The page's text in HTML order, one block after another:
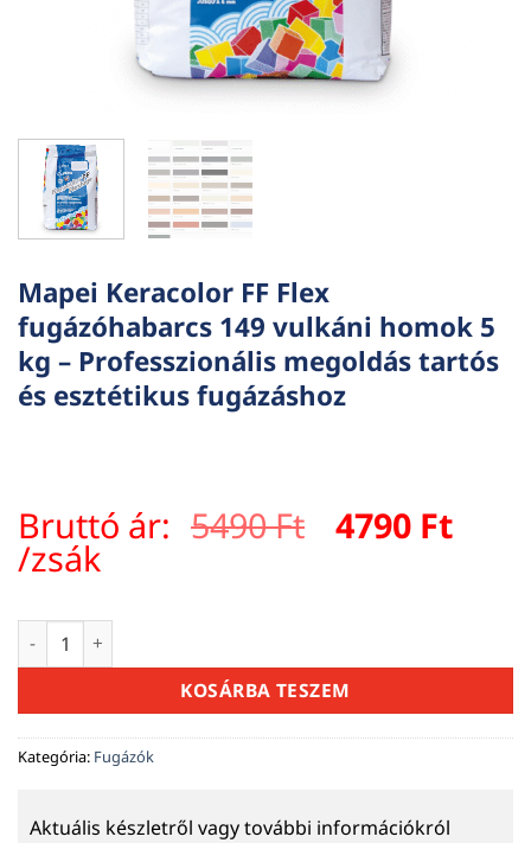
Mapei Keracolor FF Flex
fugázóhabarcs 149 vulkáni homok 5
kg – Professzionális megoldás tartós
és esztétikus fugázáshoz
Bruttó ár: 5490Ft Original
4790 Ft
/zsák
Mapei Keracolor FF Flex fugázóhabarcs 149 vulkáni
KOSÁRBA TESZEM
Kategória: Fugázók
Aktuális készletről vagy további információkról